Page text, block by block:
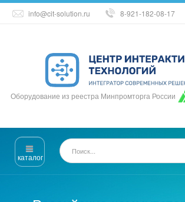
info@cit-solution.ru 8-921-182-08-17
Оборудование из реестра Минпромторга России
каталог